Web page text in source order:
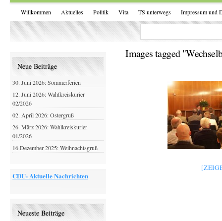
Willkommen Aktuelles Politik Vita TS unterwegs Impressum und
Images tagged
Neue Beiträge
30. Juni 2026: Sommerferien
12. Juni 2026: Wahlkreiskurier
02/2026
02. April 2026: Ostergruß
26. März 2026: Wahlkreiskurier
01/2026
16.Dezember 2025: Weihnachtsgruß
CDU- Aktuelle Nachrichten
Neueste Beiträge